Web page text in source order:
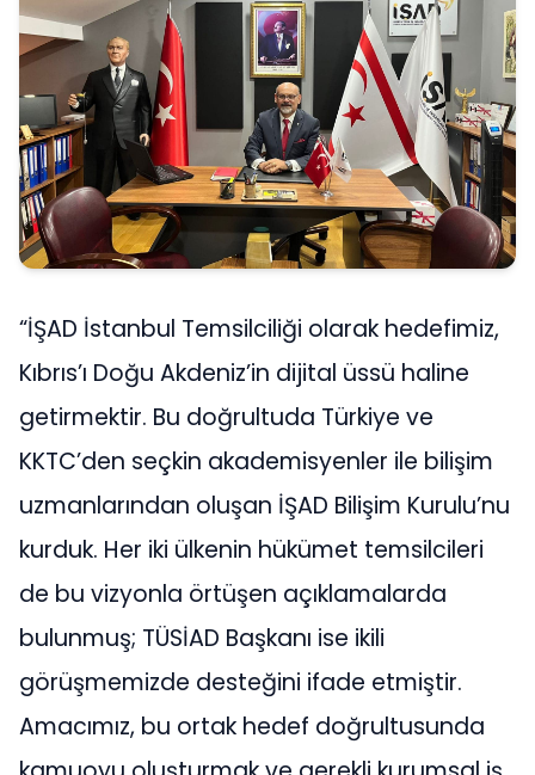
“İŞAD İstanbul Temsilciliği olarak hedefimiz,
Kıbrıs’ı Doğu Akdeniz’in dijital üssü haline
getirmektir. Bu doğrultuda Türkiye ve
KKTC’den seçkin akademisyenler ile bilişim
uzmanlarından oluşan İŞAD Bilişim Kurulu’nu
kurduk. Her iki ülkenin hükümet temsilcileri
de bu vizyonla örtüşen açıklamalarda
bulunmuş; TÜSİAD Başkanı ise ikili
görüşmemizde desteğini ifade etmiştir.
Amacımız, bu ortak hedef doğrultusunda